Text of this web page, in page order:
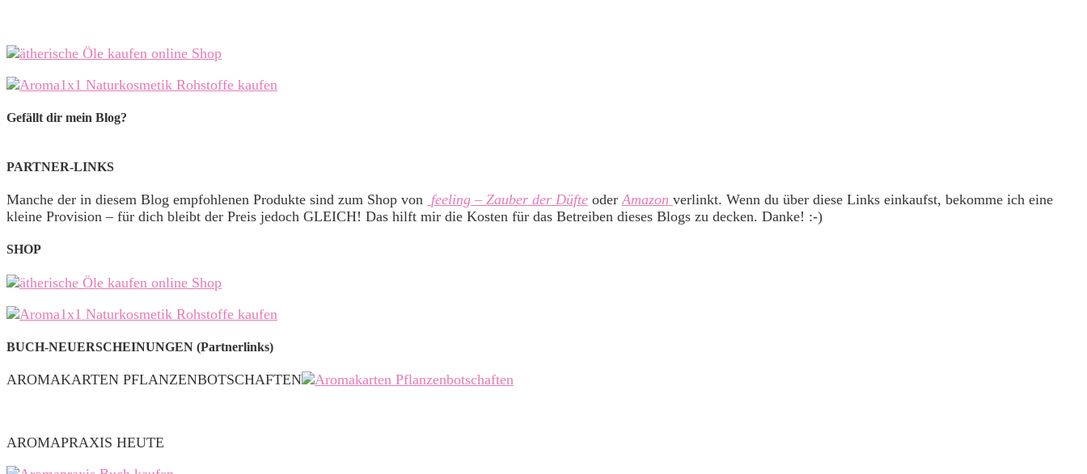
Gefällt dir mein Blog?
PARTNER-LINKS
Manche der in diesem Blog empfohlenen Produkte sind zum Shop von feeling – Zauber der Düfte oderAmazon verlinkt. Wenn du über diese Links einkaufst, bekomme ich eine
kleine Provision – für dich bleibt der Preis jedoch GLEICH! Das hilft mir die Kosten für das Betreiben dieses Blogs zu decken. Danke! :-)
SHOP
BUCH-NEUERSCHEINUNGEN (Partnerlinks)
AROMAKARTEN PFLANZENBOTSCHAFTEN
AROMAPRAXIS HEUTE